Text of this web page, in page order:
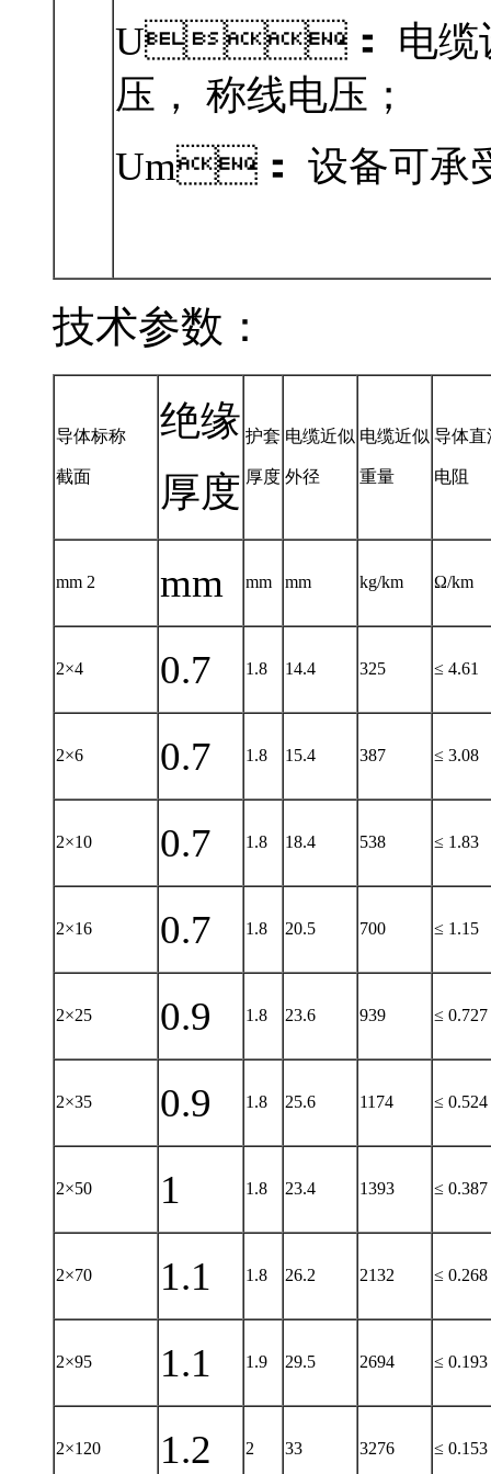
U： 电缆设
压， 称线电压；
Um： 设备可承受
技术参数：
导体标称
截面
绝缘
厚度
护套
厚度
电缆近似
外径
电缆近似
重量
导体直
电阻
mm 2 mm mm mm kg/km Ω/km
2×4 0.7 1.8 14.4 325 ≤ 4.61
2×6 0.7 1.8 15.4 387 ≤ 3.08
2×10 0.7 1.8 18.4 538 ≤ 1.83
2×16 0.7 1.8 20.5 700 ≤ 1.15
2×25 0.9 1.8 23.6 939 ≤ 0.727
2×35 0.9 1.8 25.6 1174 ≤ 0.524
2×50 1 1.8 23.4 1393 ≤ 0.387
2×70 1.1 1.8 26.2 2132 ≤ 0.268
2×95 1.1 1.9 29.5 2694 ≤ 0.193
2×120 1.2 2 33 3276 ≤ 0.153